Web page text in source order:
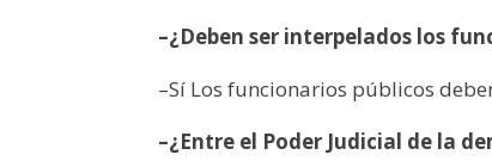
–¿Deben ser interpelados los
–Sí Los funcionarios públicos
–¿Entre el Poder Judicial de la